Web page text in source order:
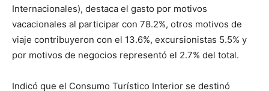
Internacionales), destaca el gasto por motivos
vacacionales al participar con 78.2%, otros motivos de
viaje contribuyeron con el 13.6%, excursionistas 5.5% y
por motivos de negocios representó el 2.7% del total.
Indicó que el Consumo Turístico Interior se destinó